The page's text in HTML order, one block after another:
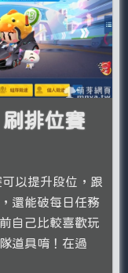
排位賽
以提升段位，跟
還能破每日任務
自己比較喜歡玩
道具唷！在過